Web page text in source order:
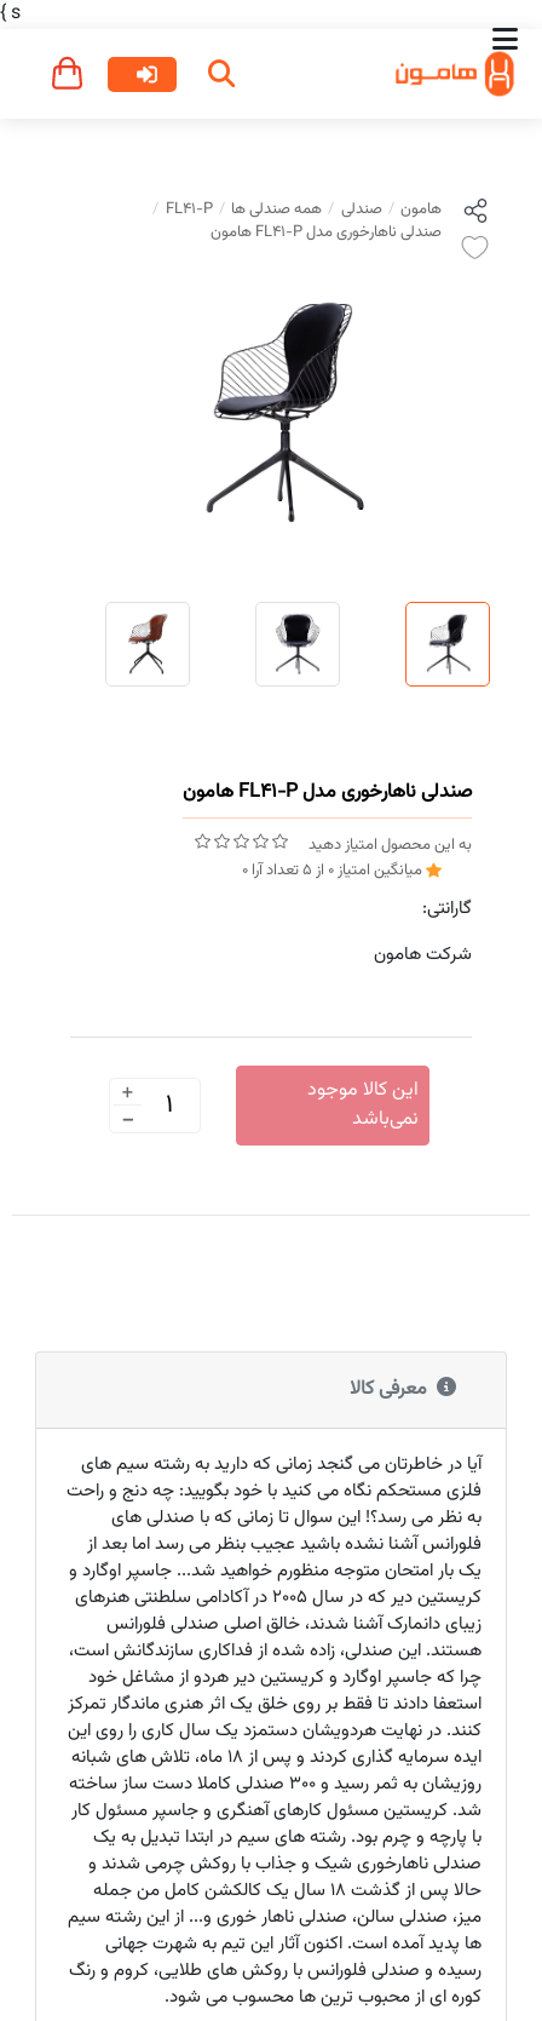
s
}
صندلی ناهارخوری مدل FL41-P هامون
به این محصول امتیاز دهید
میانگین امتیاز0 از 5تعداد آرا 0
گارانتی:
شرکت هامون
+
-
این کالا موجود
نمی‌باشد
هامون صندلی همه صندلی ها
FL41-P
صندلی ناهارخوری مدل FL41-P هامون
معرفی کالا
آیا در خاطرتان می گنجد زمانی که دارید به رشته سیم های
فلزی مستحکم نگاه می کنید با خود بگویید: چه دنج و راحت
به نظر می رسد؟! این سوال تا زمانی که با صندلی های
فلورانس آشنا نشده باشید عجیب بنظر می رسد اما بعد از
یک بار امتحان متوجه منظورم خواهید شد... جاسپر اوگارد و
کریستین دیر که در سال 2005 در آکادامی سلطنتی هنرهای
زیبای دانمارک آشنا شدند، خالق اصلی صندلی فلورانس
هستند. این صندلی، زاده شده از فداکاری سازندگانش است،
چرا که جاسپر اوگارد و کریستین دیر هردو از مشاغل خود
استعفا دادند تا فقط بر روی خلق یک اثر هنری ماندگار تمرکز
کنند. در نهایت هردویشان دستمزد یک سال کاری را روی این
ایده سرمایه گذاری کردند و پس از 18 ماه، تلاش های شبانه
روزیشان به ثمر رسید و 300 صندلی کاملا دست ساز ساخته
شد. کریستین مسئول کارهای آهنگری و جاسپر مسئول کار
با پارچه و چرم بود. رشته های سیم در ابتدا تبدیل به یک
صندلی ناهارخوری شیک و جذاب با روکش چرمی شدند و
حالا پس از گذشت 18 سال یک کالکشن کامل من جمله
میز، صندلی سالن، صندلی ناهار خوری و... از این رشته سیم
ها پدید آمده است. اکنون آثار این تیم به شهرت جهانی
رسیده و صندلی فلورانس با روکش های طلایی، کروم و رنگ
کوره ای از محبوب ترین ها محسوب می شود.